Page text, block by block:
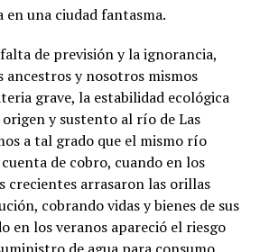
una ciudad fantasma.
de previsión y la ignorancia,
ancestros y nosotros mismos
grave, la estabilidad ecológica
origen y sustento al río de Las
a tal grado que el mismo río
de cobro, cuando en los
crecientes arrasaron las orillas
cobrando vidas y bienes de sus
en los veranos apareció el riesgo